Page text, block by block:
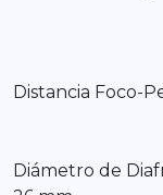
Distancia Foco-
Diámetro de